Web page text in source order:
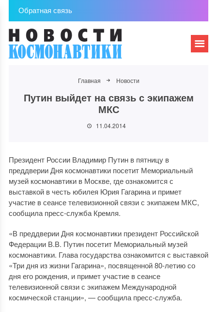
Обратная связь
Главная Новости
Путин выйдет на связь с экипажем
МКС
11.04.2014
Президент России Владимир Путин в пятницу в
преддверии Дня космонавтики посетит Мемориальный
музей космонавтики в Москве, где ознакомится с
выставкой в честь юбилея Юрия Гагарина и примет
участие в сеансе телевизионной связи с экипажем МКС,
сообщила пресс-служба Кремля.
«В преддверии Дня космонавтики президент Российской
Федерации В.В. Путин посетит Мемориальный музей
космонавтики. Глава государства ознакомится с выставкой
«Три дня из жизни Гагарина», посвященной 80-летию со
дня его рождения, и примет участие в сеансе
телевизионной связи с экипажем Международной
космической станции», — сообщила пресс-служба.